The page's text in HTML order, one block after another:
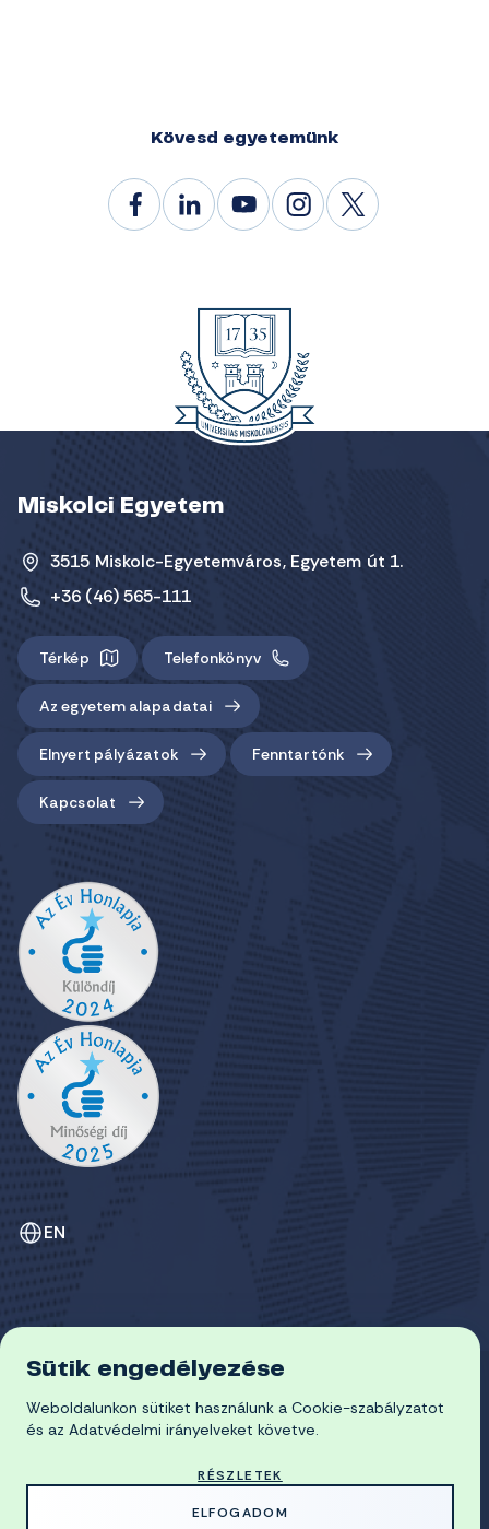
Kövesd egyetemünk
Miskolci Egyetem
3515 Miskolc-Egyetemváros, Egyetem út 1.
+36 (46) 565-111
Térkép Telefonkönyv
Az egyetem alapadatai
Elnyert pályázatok Fenntartónk
Kapcsolat
EN
© 2026 Miskolci Egyetem
ADATVÉDELEM
COOKIE-SZABÁLYZAT
Sütik engedélyezése
Weboldalunkon sütiket használunk a Cookie-szabályzatot
és az Adatvédelmi irányelveket követve.
RÉSZLETEK
ELFOGADOM